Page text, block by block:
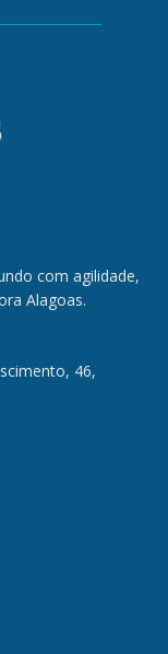
com agilidade,
Alagoas.
46,